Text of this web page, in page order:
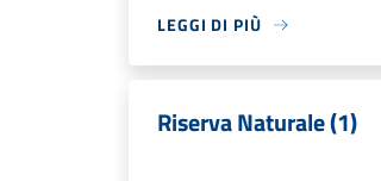
LEGGI DI PIÙ
Riserva Naturale (1)